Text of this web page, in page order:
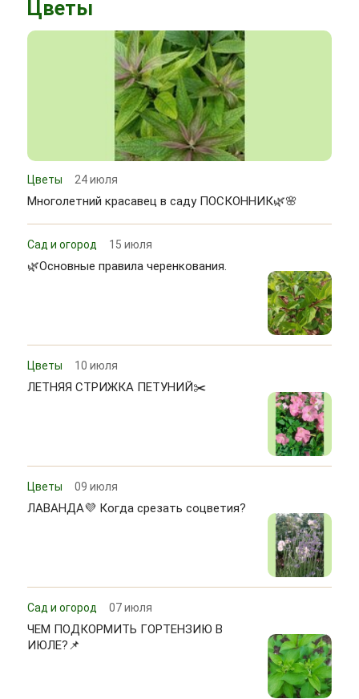
Цветы
Цветы 24 июля
Многолетний красавец в саду ПОСКОННИК🌿🌸
Сад и огород 15 июля
🌿Основные правила черенкования.
Цветы 10 июля
ЛЕТНЯЯ СТРИЖКА ПЕТУНИЙ✂️
Цветы 09 июля
ЛАВАНДА💜 Когда срезать соцветия?
Сад и огород 07 июля
ЧЕМ ПОДКОРМИТЬ ГОРТЕНЗИЮ В
ИЮЛЕ?📌